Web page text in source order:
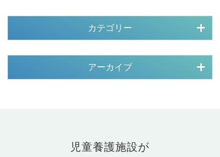
カテゴリー
アーカイブ
児童養護施設が